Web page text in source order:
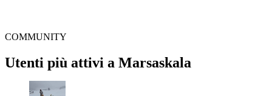
COMMUNITY
Utenti più attivi a Marsaskala